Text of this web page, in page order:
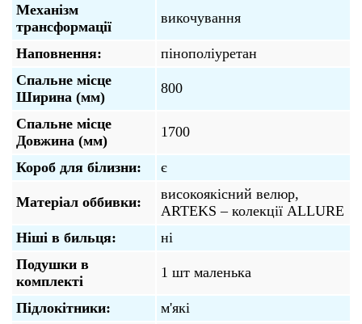
Механізм
трансформації
викочування
Наповнення:
пінополіуретан
Спальне місце
Ширина (мм)
800
Спальне місце
Довжина (мм)
1700
Короб для білизни: є
Матеріал оббивки:
високоякісний велюр,
ARTEKS – колекції ALLURE
Ніші в бильця:
ні
Подушки в
комплекті
1 шт маленька
Підлокітники:
м'які